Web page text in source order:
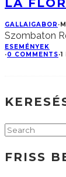
LA
GALLAIGABOR ·
Szombaton
ESEMÉNYEK
·0 COMMENTS·1
FRISS